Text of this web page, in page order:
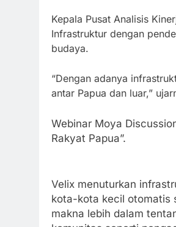
Kepala Pusat Analisis
Infrastruktur dengan
budaya.
“Dengan adanya
antar Papua dan luar,”
Webinar Moya
Rakyat Papua”.
Velix menuturkan
kota-kota kecil otomatis
makna lebih dalam